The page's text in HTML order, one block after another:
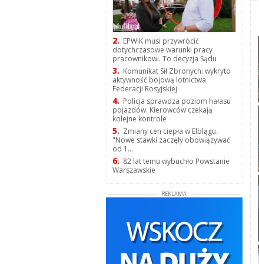
2. EPWiK musi przywrócić
dotychczasowe warunki pracy
pracownikowi. To decyzja Sądu
3. Komunikat Sił Zbronych: wykryto
aktywność bojową lotnictwa
Federacji Rosyjskiej
4. Policja sprawdza poziom hałasu
pojazdów. Kierowców czekają
kolejne kontrole
5. Zmiany cen ciepła w Elblągu.
"Nowe stawki zaczęły obowiązywać
od 1...
6. 82 lat temu wybuchło Powstanie
Warszawskie
REKLAMA